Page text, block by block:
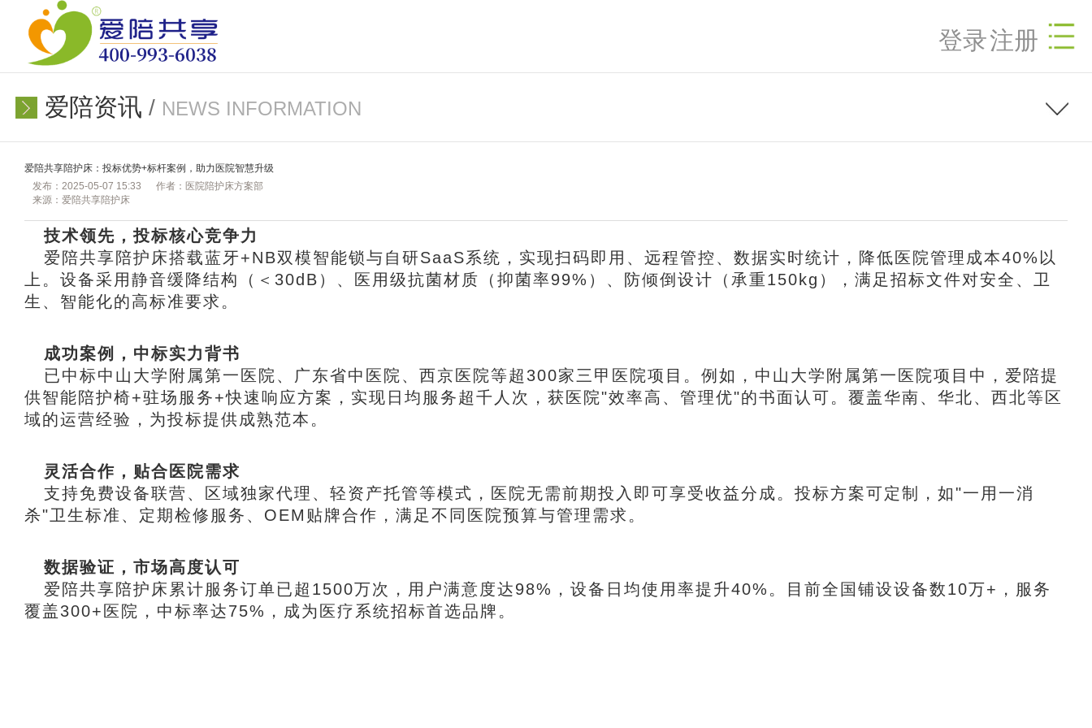
登录注册
爱陪资讯 / NEWS INFORMATION
爱陪共享陪护床：投标优势+标杆案例，助力医院智慧升级
发布：2025-05-07 15:33
作者：医院陪护床方案部
来源：爱陪共享陪护床
技术领先，投标核心竞争力
爱陪共享陪护床搭载蓝牙+NB双模智能锁与自研SaaS系统，实现扫码即用、远程管控、数据实时统计，降低医院管理成本40%以
上。设备采用静音缓降结构（＜30dB）、医用级抗菌材质（抑菌率99%）、防倾倒设计（承重150kg），满足招标文件对安全、卫
生、智能化的高标准要求。
成功案例，中标实力背书
已中标中山大学附属第一医院、广东省中医院、西京医院等超300家三甲医院项目。例如，中山大学附属第一医院项目中，爱陪提
供智能陪护椅+驻场服务+快速响应方案，实现日均服务超千人次，获医院"效率高、管理优"的书面认可。覆盖华南、华北、西北等区
域的运营经验，为投标提供成熟范本。
灵活合作，贴合医院需求
支持免费设备联营、区域独家代理、轻资产托管等模式，医院无需前期投入即可享受收益分成。投标方案可定制，如"一用一消
杀"卫生标准、定期检修服务、OEM贴牌合作，满足不同医院预算与管理需求。
数据验证，市场高度认可
爱陪共享陪护床 累计服务订单已超1500万次，用户满意度达98%，设备日均使用率提升40%。目前全国铺设设备数10万+，服务
覆盖300+医院，中标率达75%，成为医疗系统招标首选品牌。